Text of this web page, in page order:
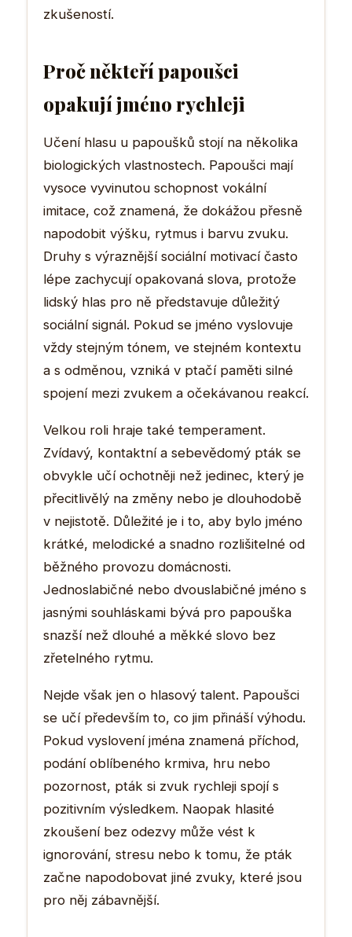
zkušeností.
Proč někteří papoušci
opakují jméno rychleji
Učení hlasu u papoušků stojí na několika
biologických vlastnostech. Papoušci mají
vysoce vyvinutou schopnost vokální
imitace, což znamená, že dokážou přesně
napodobit výšku, rytmus i barvu zvuku.
Druhy s výraznější sociální motivací často
lépe zachycují opakovaná slova, protože
lidský hlas pro ně představuje důležitý
sociální signál. Pokud se jméno vyslovuje
vždy stejným tónem, ve stejném kontextu
a s odměnou, vzniká v ptačí paměti silné
spojení mezi zvukem a očekávanou reakcí.
Velkou roli hraje také temperament.
Zvídavý, kontaktní a sebevědomý pták se
obvykle učí ochotněji než jedinec, který je
přecitlivělý na změny nebo je dlouhodobě
v nejistotě. Důležité je i to, aby bylo jméno
krátké, melodické a snadno rozlišitelné od
běžného provozu domácnosti.
Jednoslabičné nebo dvouslabičné jméno s
jasnými souhláskami bývá pro papouška
snazší než dlouhé a měkké slovo bez
zřetelného rytmu.
Nejde však jen o hlasový talent. Papoušci
se učí především to, co jim přináší výhodu.
Pokud vyslovení jména znamená příchod,
podání oblíbeného krmiva, hru nebo
pozornost, pták si zvuk rychleji spojí s
pozitivním výsledkem. Naopak hlasité
zkoušení bez odezvy může vést k
ignorování, stresu nebo k tomu, že pták
začne napodobovat jiné zvuky, které jsou
pro něj zábavnější.